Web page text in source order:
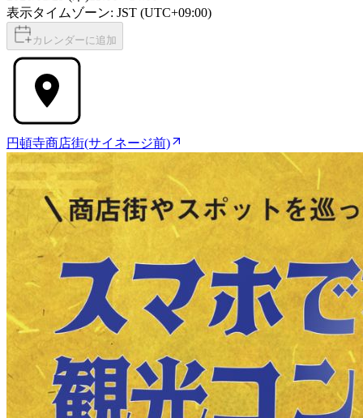
表示タイムゾーン: JST (UTC+09:00)
カレンダーに追加
円頓寺商店街(サイネージ前)